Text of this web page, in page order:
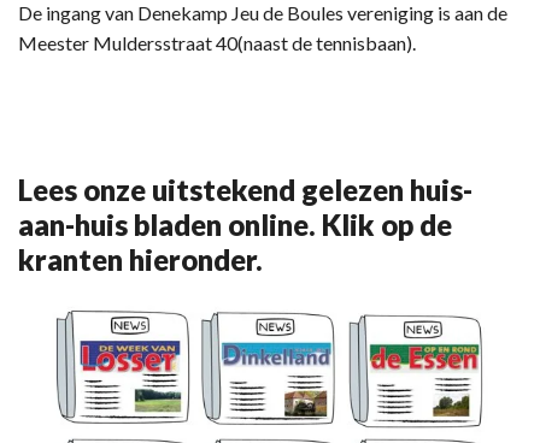
De ingang van Denekamp Jeu de Boules vereniging is aan de
Meester Muldersstraat 40(naast de tennisbaan).
Lees onze uitstekend gelezen huis-
aan-huis bladen online. Klik op de
kranten hieronder.